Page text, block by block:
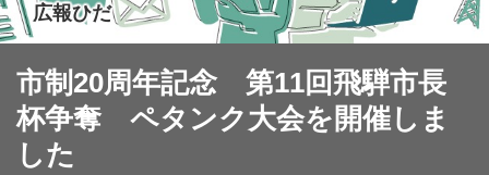
広報ひだ
市制20周年記念 第11回飛騨市長
杯争奪 ペタンク大会を開催しま
した